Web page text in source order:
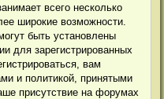
всего несколько
широкие возможности.
быть установлены
для зарегистрированных
вам
и политикой, принятыми
присутствие на форумах